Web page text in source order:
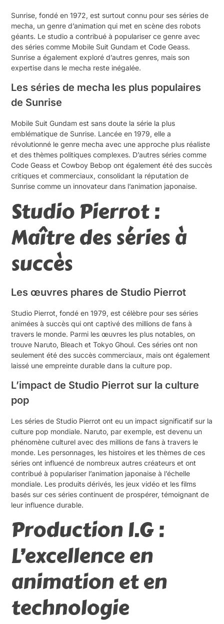
Sunrise, fondé en 1972, est surtout connu pour ses séries de
mecha, un genre d’animation qui met en scène des robots
géants. Le studio a contribué à populariser ce genre avec
des séries comme Mobile Suit Gundam et Code Geass.
Sunrise a également exploré d’autres genres, mais son
expertise dans le mecha reste inégalée.
Les séries de mecha les plus populaires
de Sunrise
Mobile Suit Gundam est sans doute la série la plus
emblématique de Sunrise. Lancée en 1979, elle a
révolutionné le genre mecha avec une approche plus réaliste
et des thèmes politiques complexes. D’autres séries comme
Code Geass et Cowboy Bebop ont également été des succès
critiques et commerciaux, consolidant la réputation de
Sunrise comme un innovateur dans l’animation japonaise.
Studio Pierrot :
Maître des séries à
succès
Les œuvres phares de Studio Pierrot
Studio Pierrot, fondé en 1979, est célèbre pour ses séries
animées à succès qui ont captivé des millions de fans à
travers le monde. Parmi les œuvres les plus notables, on
trouve Naruto, Bleach et Tokyo Ghoul. Ces séries ont non
seulement été des succès commerciaux, mais ont également
laissé une empreinte durable dans la culture pop.
L’impact de Studio Pierrot sur la culture
pop
Les séries de Studio Pierrot ont eu un impact significatif sur la
culture pop mondiale. Naruto, par exemple, est devenu un
phénomène culturel avec des millions de fans à travers le
monde. Les personnages, les histoires et les thèmes de ces
séries ont influencé de nombreux autres créateurs et ont
contribué à populariser l’animation japonaise à l’échelle
mondiale. Les produits dérivés, les jeux vidéo et les films
basés sur ces séries continuent de prospérer, témoignant de
leur influence durable.
Production I.G :
L’excellence en
animation et en
technologie